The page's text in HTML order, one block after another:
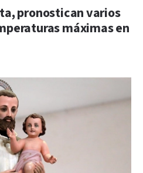
pronostican varios
máximas en